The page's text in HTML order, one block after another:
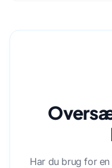
Har du brug for